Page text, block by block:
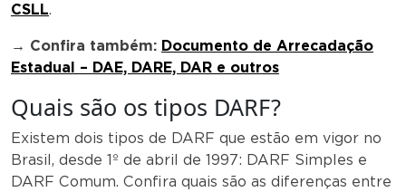
CSLL.
→ Confira também: Documento de Arrecadação
Estadual – DAE, DARE, DAR e outros
Quais são os tipos DARF?
Existem dois tipos de DARF que estão em vigor no
Brasil, desde 1º de abril de 1997: DARF Simples e
DARF Comum. Confira quais são as diferenças entre